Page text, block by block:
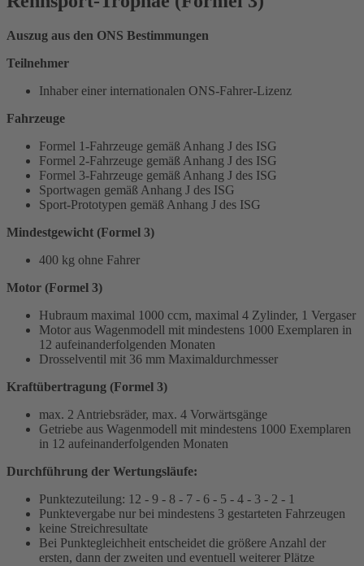
Auszug aus den ONS Bestimmungen
Teilnehmer
Inhaber einer internationalen ONS-Fahrer-Lizenz
Fahrzeuge
Formel 1-Fahrzeuge gemäß Anhang J des ISG
Formel 2-Fahrzeuge gemäß Anhang J des ISG
Formel 3-Fahrzeuge gemäß Anhang J des ISG
Sportwagen gemäß Anhang J des ISG
Sport-Prototypen gemäß Anhang J des ISG
Mindestgewicht (Formel 3)
400 kg ohne Fahrer
Motor (Formel 3)
Hubraum maximal 1000 ccm, maximal 4 Zylinder, 1 Vergaser
Motor aus Wagenmodell mit mindestens 1000 Exemplaren in
12 aufeinanderfolgenden Monaten
Drosselventil mit 36 mm Maximaldurchmesser
Kraftübertragung (Formel 3)
max. 2 Antriebsräder, max. 4 Vorwärtsgänge
Getriebe aus Wagenmodell mit mindestens 1000 Exemplaren
in 12 aufeinanderfolgenden Monaten
Durchführung der Wertungsläufe:
Punktezuteilung: 12 - 9 - 8 - 7 - 6 - 5 - 4 - 3 - 2 - 1
Punktevergabe nur bei mindestens 3 gestarteten Fahrzeugen
keine Streichresultate
Bei Punktegleichheit entscheidet die größere Anzahl der
ersten, dann der zweiten und eventuell weiterer Plätze